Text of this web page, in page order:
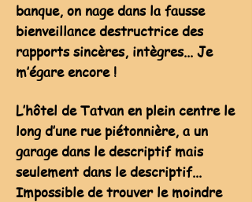
banque, on nage dans la fausse
bienveillance destructrice des
rapports sincères, intègres... Je
m’égare encore !
L’hôtel de Tatvan en plein centre le
long d’une rue piétonnière, a un
garage dans le descriptif mais
seulement dans le descriptif...
Impossible de trouver le moindre